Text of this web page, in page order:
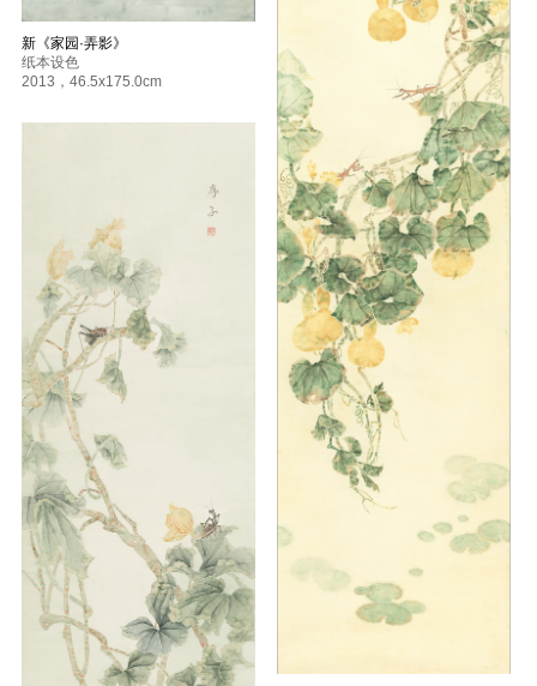
新《家园·弄影》
纸本设色
2013 ， 46.5x175.0cm